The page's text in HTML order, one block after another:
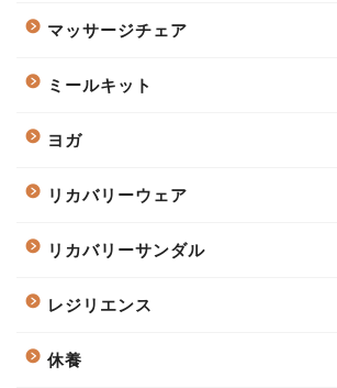
マッサージチェア
ミールキット
ヨガ
リカバリーウェア
リカバリーサンダル
レジリエンス
休養